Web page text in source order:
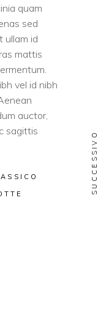
quam
sed
ullam id
mattis
vel id nibh
auctor,
sagittis
SUCCESSIVO